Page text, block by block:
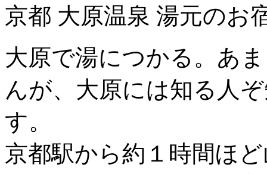
京都 大原温泉 湯元の
大原で湯につかる。あ
んが、大原には知る人
す。
京都駅から約１時間ほ